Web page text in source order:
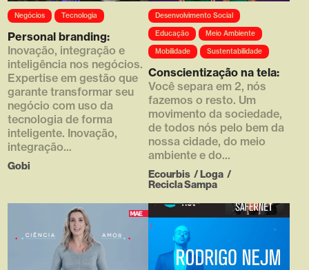
Array ( [0] =>
https://d4g.com.br/wp-
content/uploads/2020/01/filme_
04_hq-768x432.jpg [1] => 768
[2] => 432 [3] => 1 )
Negócios Tecnologia
Personal branding:
Inovação, integração e
inteligência nos negócios.
Expertise em gestão que
garante transformar seu
negócio com uso da
tecnologia de forma
inteligente. Inovação,
integração...
Gobi
Array ( [0] =>
https://d4g.com.br/wp-
content/uploads/2019/02/thumb
_recicla_02-768x432.jpg [1] =>
768 [2] => 432 [3] => 1 )
Desenvolvimento Social
Educação
Meio Ambiente
Mobilidade
Sustentabilidade
Conscientização na tela:
Você separa em 2, nós
fazemos o resto. Um
movimento da sociedade,
de todos nós pelo bem da
nossa cidade, do meio
ambiente e do...
Ecourbis /Loga /
Recicla Sampa